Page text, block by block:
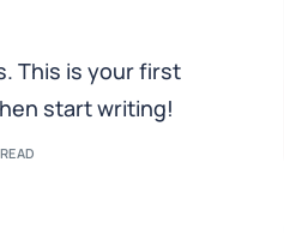
This is your first
start writing!